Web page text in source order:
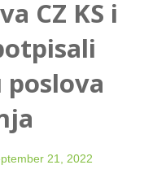
CZ KS i
21, 2022